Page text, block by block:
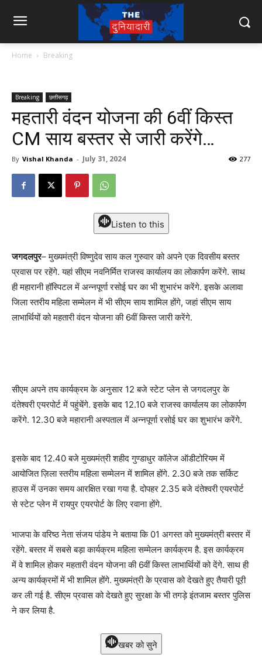
Home Breaking
Breaking छत्तीसगढ़
महतारी वंदन योजना की 6वीं किस्त
CM साय बस्तर से जारी करेंगे…
By Vishal Khanda - July 31, 2024 277
Listen to this
जगदलपुर– मुख्यमंत्री विष्णुदेव साय कल गुरुवार को अपने एक दिवसीय बस्तर
प्रवास पर रहेंगे. यहां सीएम नवनिर्मित राजस्व कार्यालय का लोकार्पण करेंगे. साथ
ही महारानी हॉस्पिटल में अन्नपूर्णा रसोई घर का भी शुभारंभ करेंगे. इसके अलावा
जिला स्तरीय महिला सम्मेलन में भी सीएम साय शामिल होंगे, जहां सीएम साय
लाभार्थियों को महतारी वंदन योजना की 6वीं किस्त जारी करेंगे.
सीएम अपने तय कार्यक्रम के अनुसार 12 बजे स्टेट प्लेन से जगदलपुर के
दंतेश्वरी एयरपोर्ट में पहुंचेंगे. इसके बाद 12.10 बजे राजस्व कार्यालय का लोकार्पण
करेंगे. 12.30 बजे महारानी अस्पताल में अन्नपूर्णा रसोई घर का शुभारंभ करेंगे.
इसके बाद 12.40 बजे मुख्यमंत्री शहीद गुण्डाधुर कॉलेज ऑडीटोरियम में
आयोजित ज़िला स्तरीय महिला सम्मेलन में शामिल होंगे. 2.30 बजे तक सर्किट
हाउस में उनका समय आरक्षित रखा गया है. दोपहर 2.35 बजे दंतेश्वरी एयरपोर्ट
से स्टेट प्लेन में रायपुर एयरपोर्ट के लिए रवाना होंगे.
भाजपा के वरिष्ठ नेता संजय पांडेय ने बताया कि 01 अगस्त को मुख्यमंत्री बस्तर में
रहेंगे. बस्तर में सबसे बड़ा कार्यक्रम महिला सम्मेलन कार्यक्रम है. इस कार्यक्रम
में वे शामिल होकर महतारी वंदन योजना की 6वीं किस्त लाभार्थियों को देंगे. साथ ही
अन्य कार्यक्रमों में भी शामिल होंगे. मुख्यमंत्री के प्रवास को देखते हुए तैयारी पूरी
कर ली गई है. सीएम प्रवास को देखते हुए सुरक्षा के भी तगड़े इंतजाम बस्तर पुलिस
ने कर लिया है.
खबर को सुने